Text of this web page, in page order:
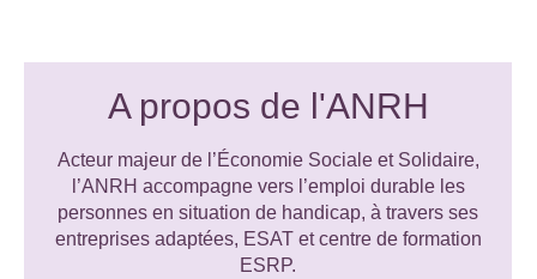
A propos de l'ANRH
Acteur majeur de l’Économie Sociale et Solidaire,
l’ANRH accompagne vers l’emploi durable les
personnes en situation de handicap, à travers ses
entreprises adaptées, ESAT et centre de formation
ESRP.